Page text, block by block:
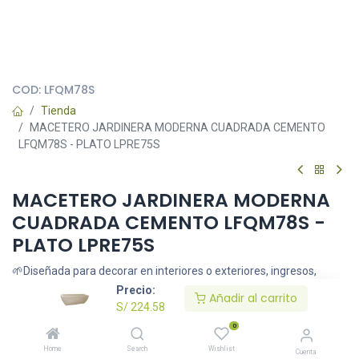
Precio:
S/ 224.58
Añadir al carrito
Home Search
0
Wishlist Cuenta
COD: LFQM78S
Tienda
MACETERO JARDINERA MODERNA CUADRADA CEMENTO
LFQM78S - PLATO LPRE75S
MACETERO JARDINERA MODERNA
CUADRADA CEMENTO LFQM78S -
PLATO LPRE75S
🌱Diseñada para decorar en interiores o exteriores, ingresos,
oficinas, salas y terrazas. Las macetas Japi no se rajan ni se
📏28x30 cm de boca externa, 74x26 cm boca interna , 25 cm de